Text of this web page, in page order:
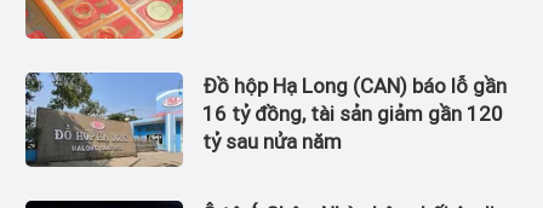
Đồ hộp Hạ Long (CAN) báo lỗ gần
16 tỷ đồng, tài sản giảm gần 120
tỷ sau nửa năm